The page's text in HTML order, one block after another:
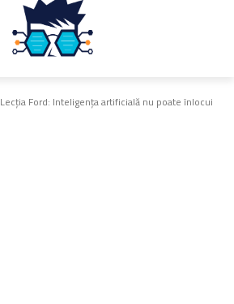
Lecția Ford: Inteligența artificială nu poate înlocui